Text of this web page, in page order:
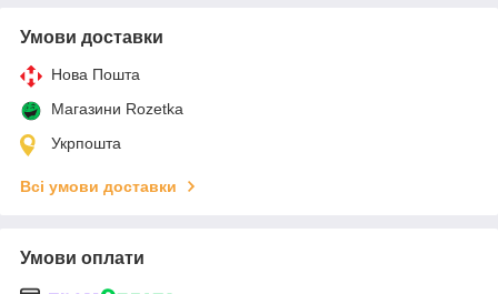
Умови доставки
Нова Пошта
Магазини Rozetka
Укрпошта
Всі умови доставки
Умови оплати